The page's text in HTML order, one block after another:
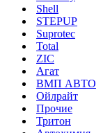
Shell
STEPUP
Suprotec
Total
ZIC
Агат
ВМП АВТО
Ойлрайт
Прочие
Тритон